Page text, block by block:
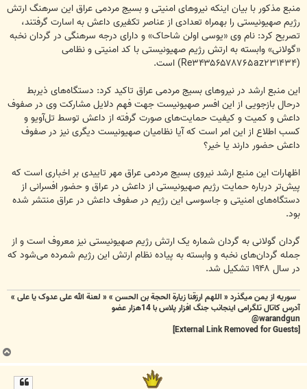
منبع مذکور با بیان اینکه نیروهای امنیتی و بسیج مردمی عراق این سرهنگ ارتش
رژیم صهیونیستی را بهمراه تعدادی از عناصر تکفیری داعش به اسارت گرفتند،
تصریح کرد: نام وی «یوسی اولن شاحاک» و دارای درجه سرهنگی در گردان نخبه
«گولانی» وابسته به ارتش رژیم صهیونیستی با کد امنیتی و نظامی
این منبع ارشد در نیروهای بسیج مردمی عراق تاکید کرد: دستگاه‌های ذیربط
درحال بازجویی از این افسر صهیونیست جهت فهم دلایل مشارکت وی در صفوف
داعش و کمیت و کیفیت حمایت‌های صورت گرفته از داعش توسط تل‌آویو و
کسب اطلاع از این امر است که آیا نظامیان صهیونیست دیگری نیز در صفوف
داعش حضور دارند یا خیر؟
اظهارات این منبع ارشد نیروی بسیج مردمی عراق مهر تاییدی بر اخباری است که
پیش‌تر درباره حمایت رژیم صهیونیستی از داعش در عراق و حضور افسرانی از
دستگاه‌های امنیتی و جاسوسی این رژیم در صفوف داعش در عراق منتشر شده
بود.
گردان گولانی به گردان شماره یک ارتش رژیم صهیونیستی نیز معروف است و از
جمله گردان‌های نخبه و وابسته به پیاده نظام ارتش این رژیم شمرده می‌شود که
در سال ۱۹۴۸ تشکیل شد.
سوریه از یمن میگذرد « اللهم ارزقنا زيارة الحجة بن الحسن » « لعنة الله علی عدوک یا علی »
آدرس کاتال تلگرامی اینجانب جنگ افزار پلاس با 14هزار عضو
warandgun@
ب
ا